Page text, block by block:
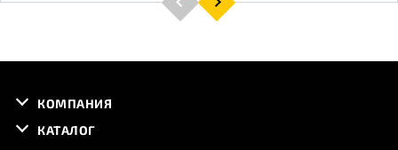
КОМПАНИЯ
КАТАЛОГ